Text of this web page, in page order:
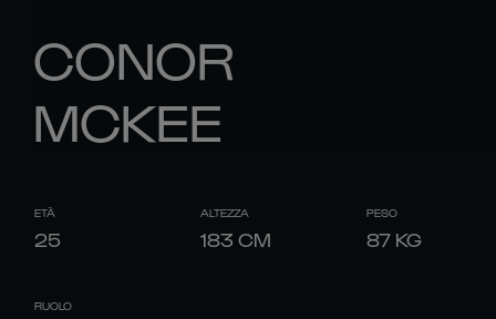
CONOR
MCKEE
ETÀ
25
ALTEZZA
183 CM
PESO
87 KG
RUOLO